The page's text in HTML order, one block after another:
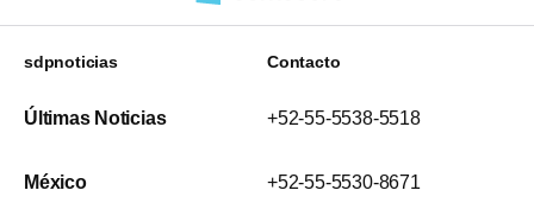
sdpnoticias
Últimas Noticias
México
Contacto
+52-55-5538-5518
+52-55-5530-8671